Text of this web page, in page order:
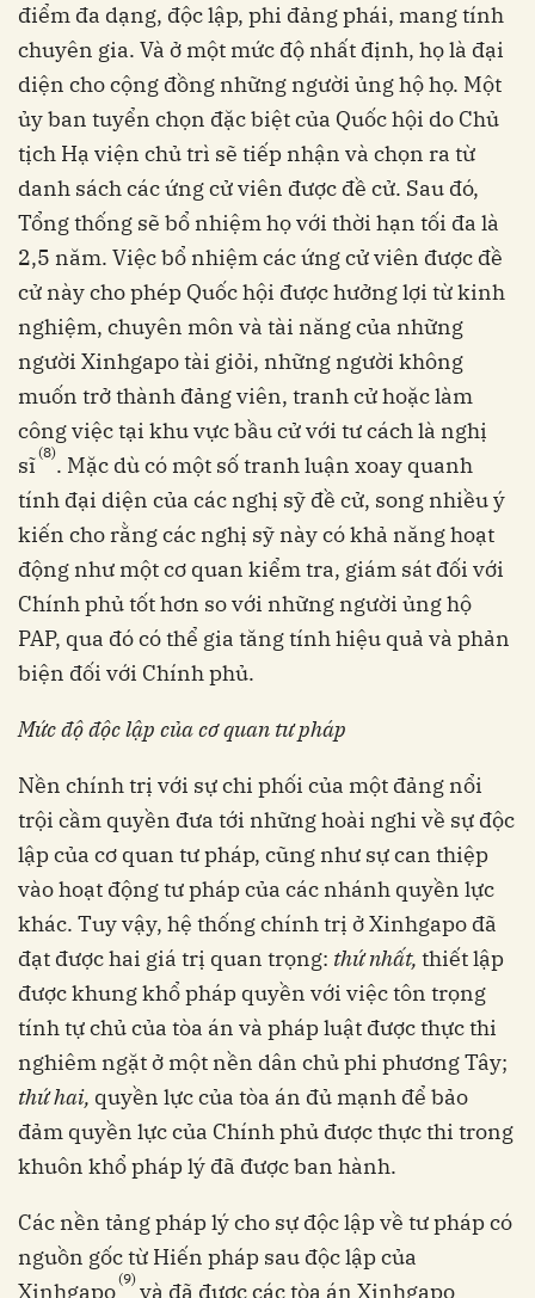
điểm đa dạng, độc lập, phi đảng phái, mang tính
chuyên gia. Và ở một mức độ nhất định, họ là đại
diện cho cộng đồng những người ủng hộ họ. Một
ủy ban tuyển chọn đặc biệt của Quốc hội do Chủ
tịch Hạ viện chủ trì sẽ tiếp nhận và chọn ra từ
danh sách các ứng cử viên được đề cử. Sau đó,
Tổng thống sẽ bổ nhiệm họ với thời hạn tối đa là
2,5 năm. Việc bổ nhiệm các ứng cử viên được đề
cử này cho phép Quốc hội được hưởng lợi từ kinh
nghiệm, chuyên môn và tài năng của những
người Xinhgapo tài giỏi, những người không
muốn trở thành đảng viên, tranh cử hoặc làm
công việc tại khu vực bầu cử với tư cách là nghị
sĩ(8). Mặc dù có một số tranh luận xoay quanh
tính đại diện của các nghị sỹ đề cử, song nhiều ý
kiến cho rằng các nghị sỹ này có khả năng hoạt
động như một cơ quan kiểm tra, giám sát đối với
Chính phủ tốt hơn so với những người ủng hộ
PAP, qua đó có thể gia tăng tính hiệu quả và phản
biện đối với Chính phủ.
Mức độ độc lập của cơ quan tư pháp
Nền chính trị với sự chi phối của một đảng nổi
trội cầm quyền đưa tới những hoài nghi về sự độc
lập của cơ quan tư pháp, cũng như sự can thiệp
vào hoạt động tư pháp của các nhánh quyền lực
khác. Tuy vậy, hệ thống chính trị ở Xinhgapo đã
đạt được hai giá trị quan trọng: thứ nhất, thiết lập
được khung khổ pháp quyền với việc tôn trọng
tính tự chủ của tòa án và pháp luật được thực thi
nghiêm ngặt ở một nền dân chủ phi phương Tây;
thứ hai, quyền lực của tòa án đủ mạnh để bảo
đảm quyền lực của Chính phủ được thực thi trong
khuôn khổ pháp lý đã được ban hành.
Các nền tảng pháp lý cho sự độc lập về tư pháp có
nguồn gốc từ Hiến pháp sau độc lập của
Xinhgapo(9) và đã được các tòa án Xinhgapo